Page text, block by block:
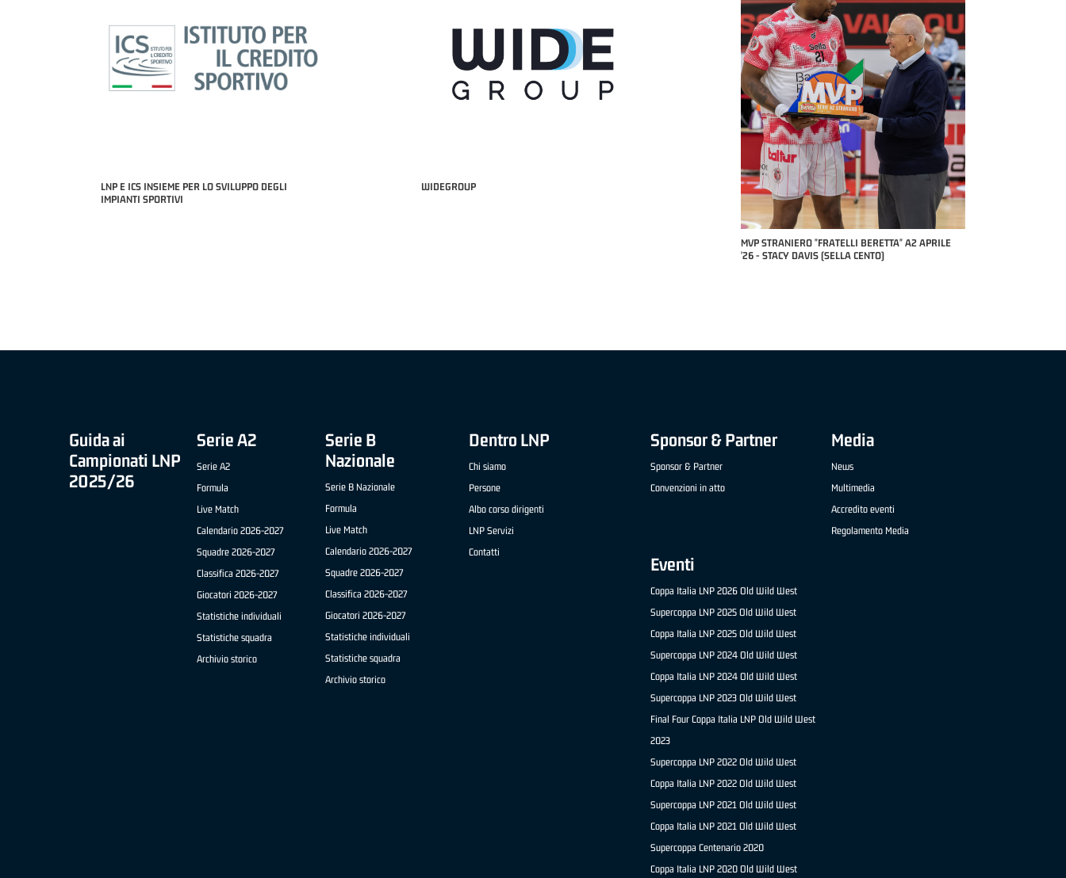
LNP E ICS INSIEME PER LO SVILUPPO DEGLI
IMPIANTI SPORTIVI
WIDEGROUP
MVP STRANIERO "FRATELLI BERETTA" A2 APRILE
'26 - STACY DAVIS (SELLA CENTO)
Guida ai
Campionati LNP
2025/26
Serie A2
Serie A2
Formula
Live Match
Calendario 2026-2027
Squadre 2026-2027
Classifica 2026-2027
Giocatori 2026-2027
Statistiche individuali
Statistiche squadra
Archivio storico
Serie B
Nazionale
Serie B Nazionale
Formula
Live Match
Calendario 2026-2027
Squadre 2026-2027
Classifica 2026-2027
Giocatori 2026-2027
Statistiche individuali
Statistiche squadra
Archivio storico
Dentro LNP
Chi siamo
Persone
Albo corso dirigenti
LNP Servizi
Contatti
Sponsor & Partner
Sponsor & Partner
Convenzioni in atto
Media
News
Multimedia
Accredito eventi
Regolamento Media
Eventi
Coppa Italia LNP 2026 Old Wild West
Supercoppa LNP 2025 Old Wild West
Coppa Italia LNP 2025 Old Wild West
Supercoppa LNP 2024 Old Wild West
Coppa Italia LNP 2024 Old Wild West
Supercoppa LNP 2023 Old Wild West
Final Four Coppa Italia LNP Old Wild West
2023
Supercoppa LNP 2022 Old Wild West
Coppa Italia LNP 2022 Old Wild West
Supercoppa LNP 2021 Old Wild West
Coppa Italia LNP 2021 Old Wild West
Supercoppa Centenario 2020
Coppa Italia LNP 2020 Old Wild West